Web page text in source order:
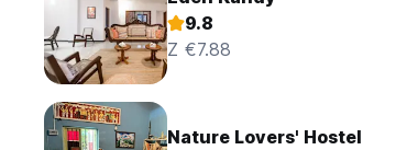
9.8
Z €7.88
Nature Lovers' Hostel